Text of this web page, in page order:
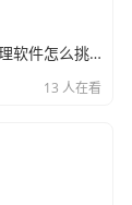
手机国内ip代理软件怎么挑？实用才是硬道理
13 人在看